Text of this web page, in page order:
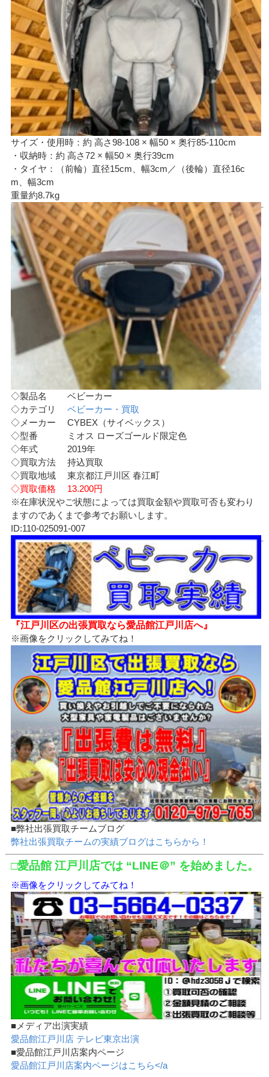
サイズ・使用時：約 高さ98-108 × 幅50 × 奥行85-110cm
・収納時：約 高さ72 × 幅50 × 奥行39cm
・タイヤ：（前輪）直径15cm、幅3cm／（後輪）直径16c
m、幅3cm
重量約8.7kg
◇製品名 ベビーカー
◇カテゴリベビーカー・買取
◇メーカー CYBEX（サイベックス）
◇型番 ミオス ローズゴールド限定色
◇年式 2019年
◇買取方法 持込買取
◇買取地域 東京都江戸川区 春江町
◇買取価格 13.200円
※在庫状況やご状態によっては買取金額や買取可否も変わり
ますのであくまで参考でお願いします。
ID:110-025091-007
『江戸川区の出張買取なら愛品館江戸川店へ』
※画像をクリックしてみてね！
■弊社出張買取チームブログ
弊社出張買取チームの実績ブログはこちらから！
□愛品館 江戸川店では “LINE＠” を始めました。
※画像をクリックしてみてね！
■メディア出演実績
愛品館江戸川店 テレビ東京出演
■愛品館江戸川店案内ページ
愛品館江戸川店案内ページはこちら</a